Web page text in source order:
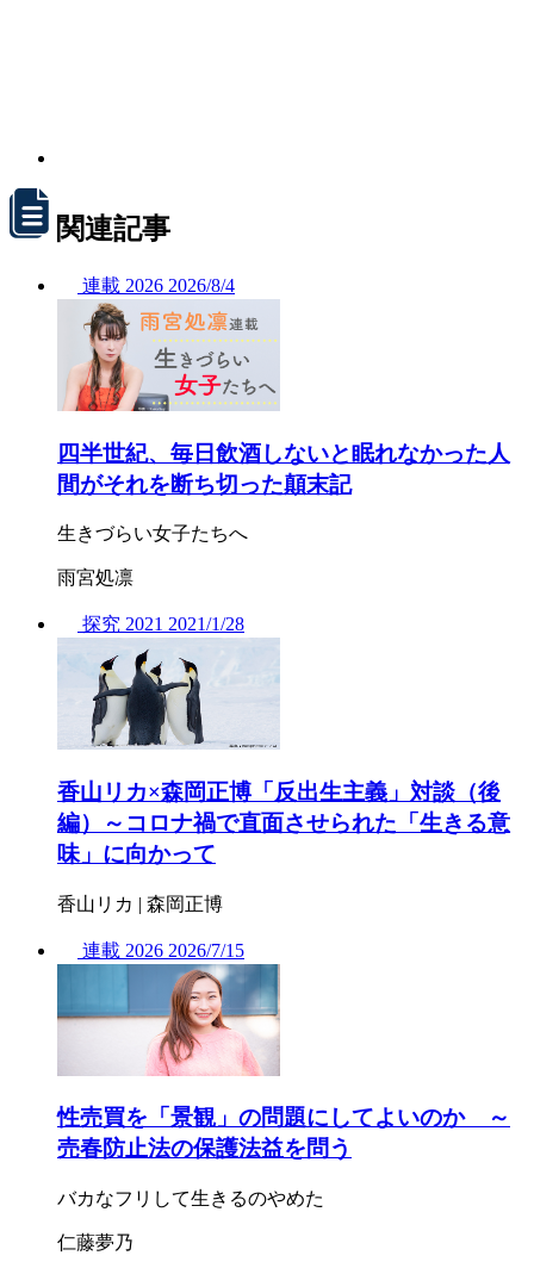
関連記事
連載 2026 2026/8/4
四半世紀、毎日飲酒しないと眠れなかった人
間がそれを断ち切った顛末記
生きづらい女子たちへ
雨宮処凛
探究 2021 2021/1/28
香山リカ×森岡正博「反出生主義」対談（後
編）～コロナ禍で直面させられた「生きる意
味」に向かって
香山リカ | 森岡正博
連載 2026 2026/7/15
性売買を「景観」の問題にしてよいのか ～
売春防止法の保護法益を問う
バカなフリして生きるのやめた
仁藤夢乃